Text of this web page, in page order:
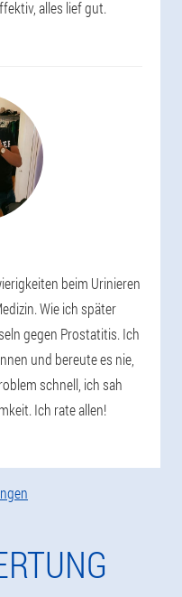
alles lief gut.
beim Urinieren
Wie ich später
gegen Prostatitis. Ich
und bereute es nie,
schnell, ich sah
Ich rate allen!